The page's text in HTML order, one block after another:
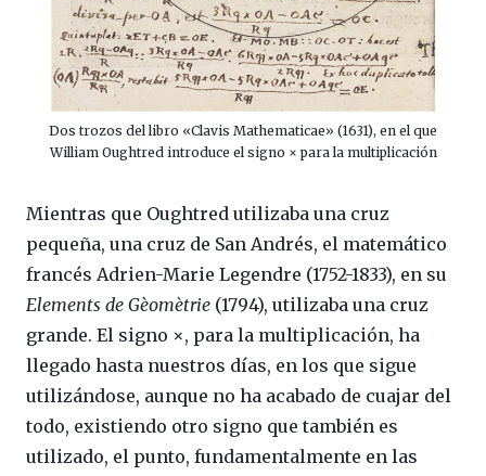
Dos trozos del libro «Clavis Mathematicae» (1631), en el que
William Oughtred introduce el signo × para la multiplicación
Mientras que Oughtred utilizaba una cruz
pequeña, una cruz de San Andrés, el matemático
francés Adrien-Marie Legendre (1752-1833), en su
Elements de Gèomètrie (1794), utilizaba una cruz
grande. El signo ×, para la multiplicación, ha
llegado hasta nuestros días, en los que sigue
utilizándose, aunque no ha acabado de cuajar del
todo, existiendo otro signo que también es
utilizado, el punto, fundamentalmente en las